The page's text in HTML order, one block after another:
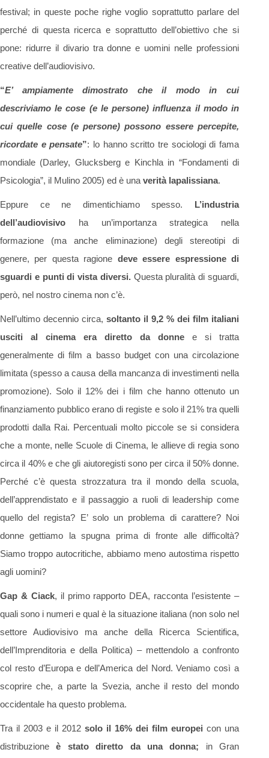
festival; in queste poche righe voglio soprattutto parlare del
perché di questa ricerca e soprattutto dell’obiettivo che si
pone: ridurre il divario tra donne e uomini nelle professioni
creative dell’audiovisivo.
“E’ ampiamente dimostrato che il modo in cui
descriviamo le cose (e le persone) influenza il modo in
cui quelle cose (e persone) possono essere percepite,
ricordate e pensate”: lo hanno scritto tre sociologi di fama
mondiale (Darley, Glucksberg e Kinchla in “Fondamenti di
Psicologia”, il Mulino 2005) ed è una verità lapalissiana.
Eppure ce ne dimentichiamo spesso. L’industria
dell’audiovisivo ha un’importanza strategica nella
formazione (ma anche eliminazione) degli stereotipi di
genere, per questa ragione deve essere espressione di
sguardi e punti di vista diversi.Questa pluralità di sguardi,
però, nel nostro cinema non c’è.
Nell’ultimo decennio circa, soltanto il 9,2 % dei film italiani
usciti al cinema era diretto da donne e si tratta
generalmente di film a basso budget con una circolazione
limitata (spesso a causa della mancanza di investimenti nella
promozione). Solo il 12% dei i film che hanno ottenuto un
finanziamento pubblico erano di registe e solo il 21% tra quelli
prodotti dalla Rai. Percentuali molto piccole se si considera
che a monte, nelle Scuole di Cinema, le allieve di regia sono
circa il 40% e che gli aiutoregisti sono per circa il 50% donne.
Perché c’è questa strozzatura tra il mondo della scuola,
dell’apprendistato e il passaggio a ruoli di leadership come
quello del regista? E’ solo un problema di carattere? Noi
donne gettiamo la spugna prima di fronte alle difficoltà?
Siamo troppo autocritiche, abbiamo meno autostima rispetto
agli uomini?
Gap & Ciack, il primo rapporto DEA, racconta l’esistente –
quali sono i numeri e qual è la situazione italiana (non solo nel
settore Audiovisivo ma anche della Ricerca Scientifica,
dell’Imprenditoria e della Politica) – mettendolo a confronto
col resto d’Europa e dell’America del Nord. Veniamo così a
scoprire che, a parte la Svezia, anche il resto del mondo
occidentale ha questo problema.
Tra il 2003 e il 2012 solo il 16% dei film europei con una
distribuzioneè stato diretto da una donna; in Gran